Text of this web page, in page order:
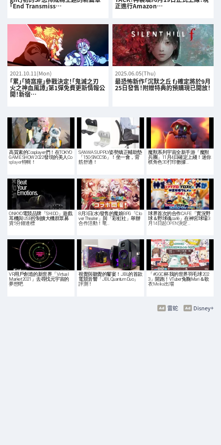
「End Transmiss… 正進行Amazon…
2021.10.11(Mon)
「累」「猗窩座」參戰決定！「鬼滅之刃
火之神血風譚」第1彈免費更新情報公
開！新宿…
2025.06.05(Thu)
最恐怖新作「沉默之丘 f」確定將於9月
25日發售！附贈特典的預購現已開放！
高質素的Cosplayer們！在TOKYO
GAME SHOW 2022發現的美人Co
splayer特輯！
SANWA SUPPLY姿勢矯正輔助墊
「150-SNCCS6」！坐一會，背
筋舒適！
魔獸系列宇宙全新手游「魔獸
兵團」11月4日確定上綫！迷你
棋角色3D打印數據…
ONKYO電競品牌「SHIDO」遊戲
耳機與USB控制擴大機群眾募
資5分鐘達標
8月3日(水)發售的魔娘RPG「Clo
ver Theater」與「彩虹社」舉辦
合作活動！竜…
球界首次的合作CAFE「實況野
球＆野球魂café」在神宮球場3
月14日起OPEN決定…
VR用戶創造的新世界「Virtual
Market 2021」去尋找元宇宙的
夢想吧
視覺與聽覺的饗宴！JBL的首款
電競音響「JBL Quantum Duo」
評測！
「#GGC杯 我的世界羽毛球 202
3」開跑！VTuber兔鞠Mari＆歌
衣Meika出場
Disney+
雷蛇